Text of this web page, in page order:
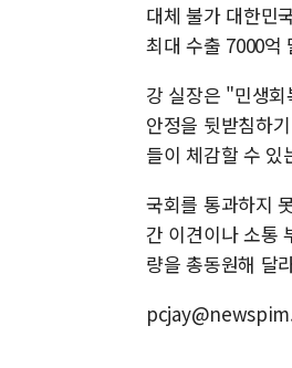
대체 불가 대한민
최대 수출 7000억
강 실장은 "민생
안정을 뒷받침하
들이 체감할 수
국회를 통과하지
간 이견이나 소통
량을 총동원해 달